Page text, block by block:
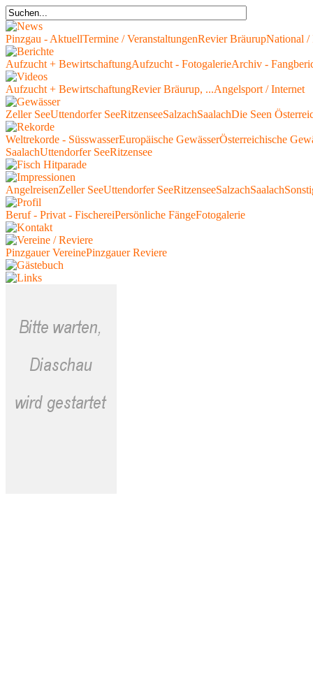
Pinzgau - AktuellTermine / VeranstaltungenRevier BräurupNational /
Aufzucht + BewirtschaftungAufzucht - FotogalerieArchiv -
Aufzucht + BewirtschaftungRevier Bräurup, ...Angelsport / Internet
Zeller SeeUttendorfer SeeRitzenseeSalzachSaalachDie Seen
Weltrekorde - SüsswasserEuropäische GewässerÖsterreichische
SaalachUttendorfer SeeRitzensee
AngelreisenZeller SeeUttendorfer SeeRitzenseeSalzachSaalach
Beruf - Privat - FischereiPersönliche FängeFotogalerie
Pinzgauer VereinePinzgauer Reviere